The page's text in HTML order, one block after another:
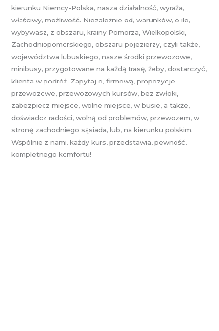
kierunku Niemcy-Polska, nasza działalność, wyraża,
właściwy, możliwość. Niezależnie od, warunków, o ile,
wybywasz, z obszaru, krainy Pomorza, Wielkopolski,
Zachodniopomorskiego, obszaru pojezierzy, czyli także,
województwa lubuskiego, nasze środki przewozowe,
minibusy, przygotowane na każdą trasę, żeby, dostarczyć,
klienta w podróż. Zapytaj o, firmową, propozycje
przewozowe, przewozowych kursów, bez zwłoki,
zabezpiecz miejsce, wolne miejsce, w busie, a także,
doświadcz radości, wolną od problemów, przewozem, w
stronę zachodniego sąsiada, lub, na kierunku polskim.
Wspólnie z nami, każdy kurs, przedstawia, pewność,
kompletnego komfortu!